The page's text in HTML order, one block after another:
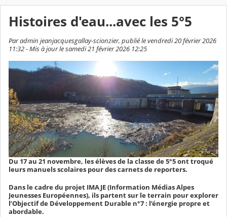
Histoires d'eau...avec les 5°5
Par admin jeanjacquesgallay-scionzier, publié le vendredi 20 février 2026
11:32 - Mis à jour le samedi 21 février 2026 12:25
Du 17 au 21 novembre, les élèves de la classe de 5°5 ont troqué
leurs manuels scolaires pour des carnets de reporters.
Dans le cadre du projet IMAJE (Information Médias Alpes
Jeunesses Européennes), ils partent sur le terrain pour explorer
l’Objectif de Développement Durable n°7 : l’énergie propre et
abordable.